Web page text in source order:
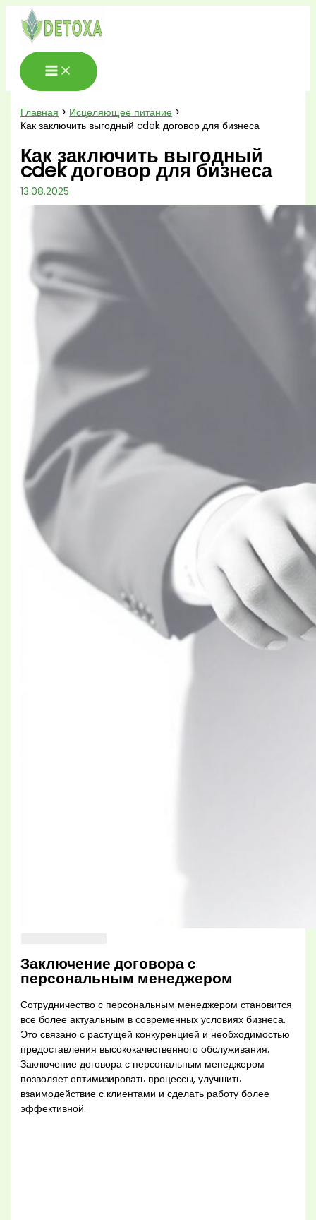
Перейти
содержимому
Главная
Исцеляющее питание
Как заключить выгодный cdek договор для бизнеса
Как заключить выгодный
cdek договор для бизнеса
13.08.2025
Заключение договора с
персональным менеджером
Сотрудничество с персональным менеджером становится
все более актуальным в современных условиях бизнеса.
Это связано с растущей конкуренцией и необходимостью
предоставления высококачественного обслуживания.
Заключение договора с персональным менеджером
позволяет оптимизировать процессы, улучшить
взаимодействие с клиентами и сделать работу более
эффективной.